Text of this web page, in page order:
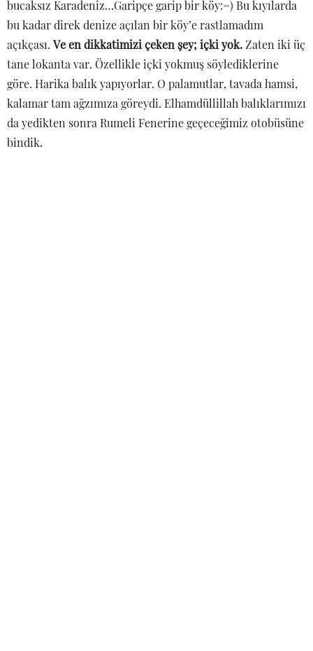
bucaksız Karadeniz…Garipçe garip bir köy:=) Bu kıyılarda
bu kadar direk denize açılan bir köy’e rastlamadım
açıkçası. Ve en dikkatimizi çeken şey; içki yok. Zaten iki üç
tane lokanta var. Özellikle içki yokmuş söylediklerine
göre. Harika balık yapıyorlar. O palamutlar, tavada hamsi,
kalamar tam ağzımıza göreydi. Elhamdüllillah balıklarımızı
da yedikten sonra Rumeli Fenerine geçeceğimiz otobüsüne
bindik.